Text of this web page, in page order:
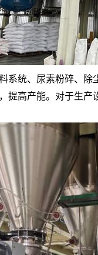
系统、尿素粉碎、
提高产能。对于生